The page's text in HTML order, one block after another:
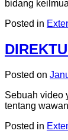
bidang
Posted in
Posted on
Sebuah video
tentang
Posted in